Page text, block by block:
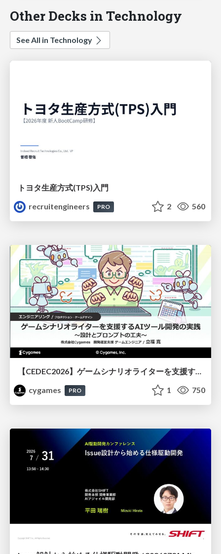
Other Decks in Technology
See All in Technology
トヨタ⽣産⽅式(TPS)⼊⾨
recruitengineers
PRO 2 560
【CEDEC2026】ゲームシナリオライターを支援するAIツール開発の実践 ― 設計とプロンプトの工夫 ―
cygames
PRO 1 750